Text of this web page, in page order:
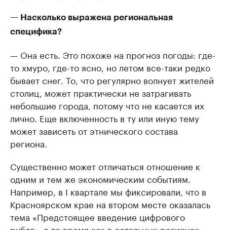
— Насколько выражена региональная
специфика?
— Она есть. Это похоже на прогноз погоды: где-
то хмуро, где-то ясно, но летом все-таки редко
бывает снег. То, что регулярно волнует жителей
столиц, может практически не затрагивать
небольшие города, потому что не касается их
лично. Еще включенность в ту или иную тему
может зависеть от этнического состава
региона.
Существенно может отличаться отношение к
одним и тем же экономическим событиям.
Например, в I квартале мы фиксировали, что в
Красноярском крае на втором месте оказалась
тема «Предстоящее введение цифрового